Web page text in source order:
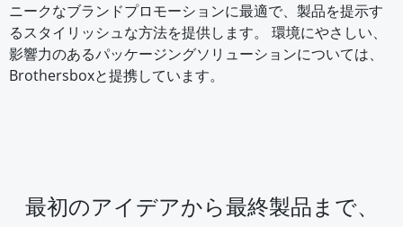
ニークなブランドプロモーションに最適で、製品を提示す
るスタイリッシュな方法を提供します。 環境にやさしい、
影響力のあるパッケージングソリューションについては、
Brothersboxと提携しています。
最初のアイデアから最終製品まで、